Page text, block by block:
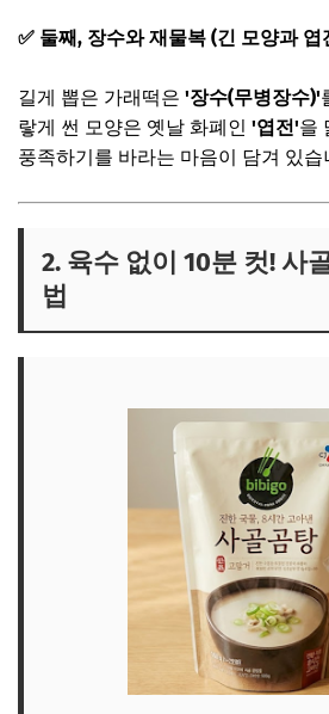
✅ 둘째, 장수와 재물복 (긴 모양과 엽
길게 뽑은 가래떡은 '장수(무병장수)'
랗게 썬 모양은 옛날 화폐인 '엽전'을
풍족하기를 바라는 마음이 담겨 있습
2. 육수 없이 10분 컷! 사
법